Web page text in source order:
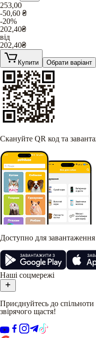
253,00
-50,60 ₴
-20%
202,40₴
від
202,40₴
Купити Обрати варіант
Скануйте QR код та
Доступно для
Наші соцмережі
Приєднуйтесь до спільноти
звірячого щастя!